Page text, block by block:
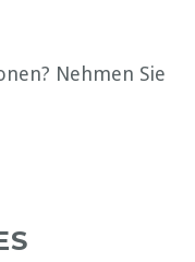
Nehmen Sie